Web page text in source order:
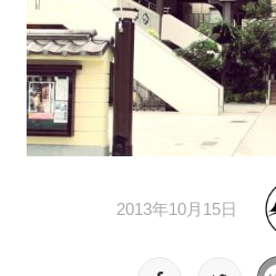
2013年10月15日